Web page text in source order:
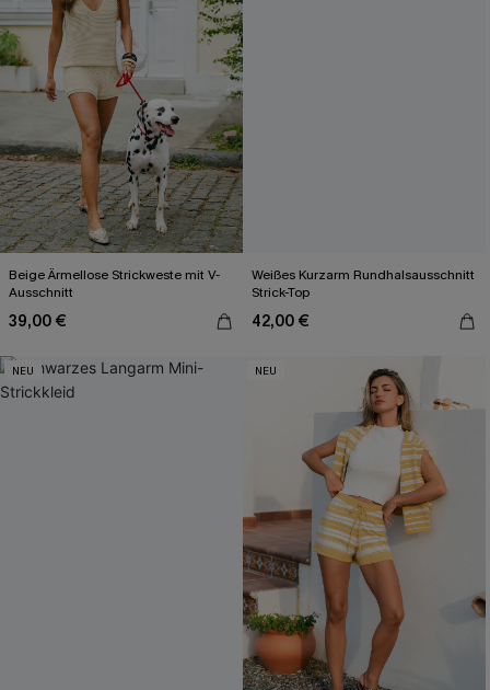
Beige Ärmellose Strickweste mit V-
Ausschnitt
39,00 €
Weißes Kurzarm Rundhalsausschnitt
Strick-Top
42,00 €
NEU NEU